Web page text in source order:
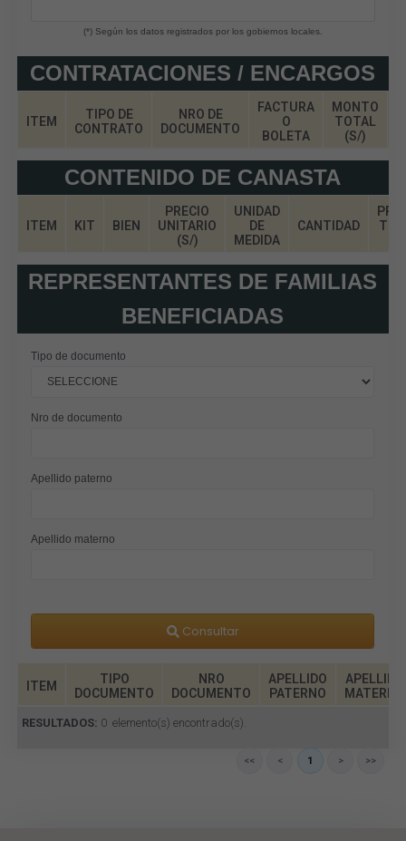
(*) Según los datos registrados por los gobiernos locales.
CONTRATACIONES / ENCARGOS
ITEM
TIPO DE
CONTRATO
NRO DE
DOCUMENTO
FACTURA
O
BOLETA
MONTO
TOTAL
(S/)
CONTENIDO DE CANASTA
ITEM KIT BIEN
PRECIO
UNITARIO
(S/)
UNIDAD
DE
MEDIDA
CANTIDAD
REPRESENTANTES DE FAMILIAS
BENEFICIADAS
Tipo de documento
Nro de documento
Apellido paterno
Apellido materno
Consultar
ITEM
TIPO
DOCUMENTO
NRO
DOCUMENTO
APELLIDO
PATERNO
APELLIDO
MATERNO
RESULTADOS: 0 elemento(s) encontrado(s).
<< < 1 > >>